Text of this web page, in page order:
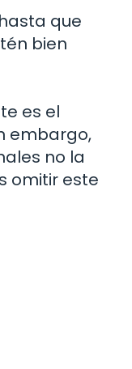
que
bien
es el
embargo,
no la
omitir este